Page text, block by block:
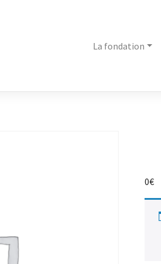
La fondation
0€